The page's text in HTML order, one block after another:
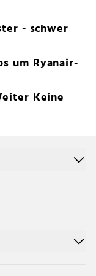
- schwer
um Ryanair-
Keine